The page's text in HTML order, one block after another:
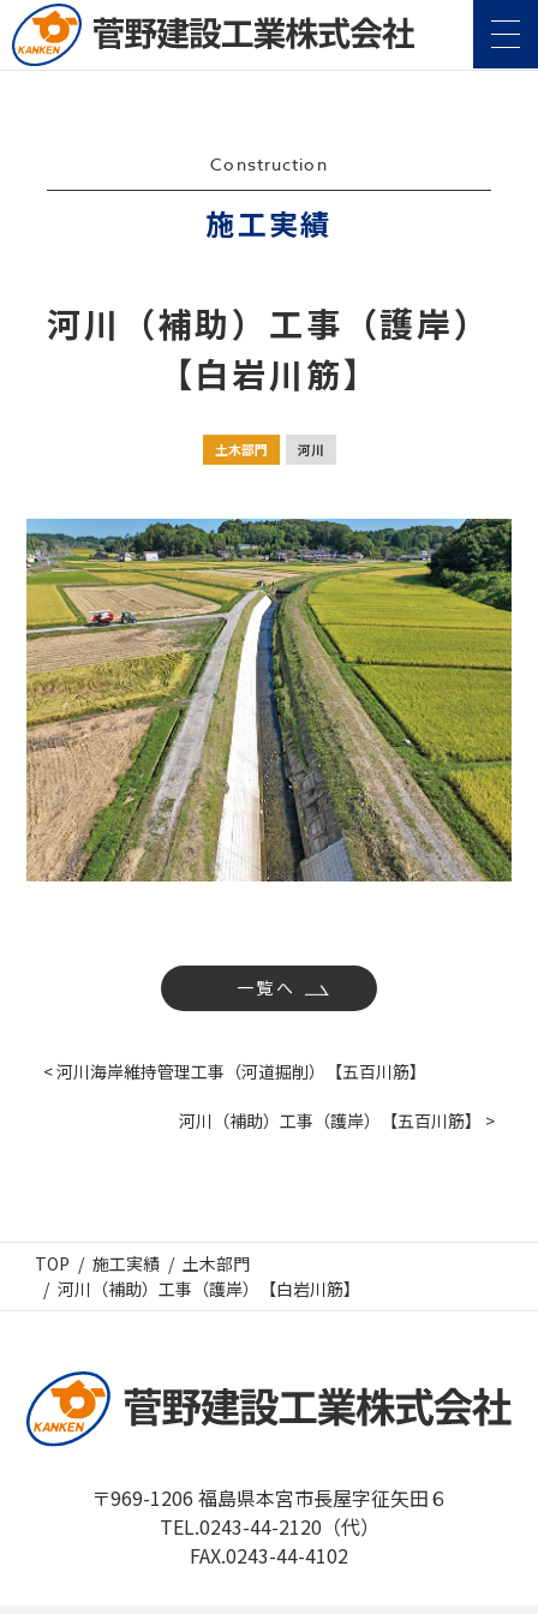
Service 事業案内
Topics 社内活動
お知らせ 広報誌 最新技術の革新
関連リンク プライバシーポリシー
Construction
施工実績
河川（補助）工事（護岸）
【白岩川筋】
土木部門 河川
一覧へ
< 河川海岸維持管理工事（河道掘削）【五百川筋】
河川（補助）工事（護岸）【五百川筋】 >
TOP 施工実績
土木部門
河川（補助）工事（護岸）【白岩川筋】
〒969-1206 福島県本宮市長屋字征矢田６
TEL.0243-44-2120（代）
FAX.0243-44-4102